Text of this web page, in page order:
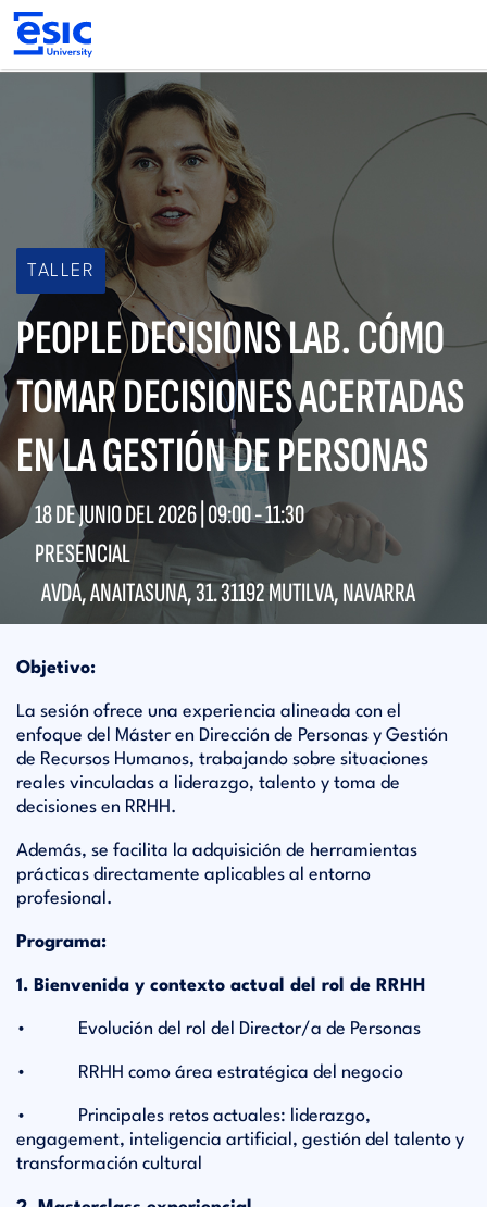
Pasar
contenido
principal
TALLER
PEOPLE DECISIONS LAB. CÓMO
TOMAR DECISIONES ACERTADAS
EN LA GESTIÓN DE PERSONAS
18 DE JUNIO DEL 2026 | 09:00-11:30
PRESENCIAL
AVDA, ANAITASUNA, 31. 31192 MUTILVA, NAVARRA
Objetivo:
La sesión ofrece una experiencia alineada con el
enfoque del Máster en Dirección de Personas y Gestión
de Recursos Humanos, trabajando sobre situaciones
reales vinculadas a liderazgo, talento y toma de
decisiones en RRHH.
Además, se facilita la adquisición de herramientas
prácticas directamente aplicables al entorno
profesional.
Programa:
1. Bienvenida y contexto actual del rol de RRHH
• Evolución del rol del Director/a de Personas
• RRHH como área estratégica del negocio
• Principales retos actuales: liderazgo,
engagement, inteligencia artificial, gestión del talento y
transformación cultural